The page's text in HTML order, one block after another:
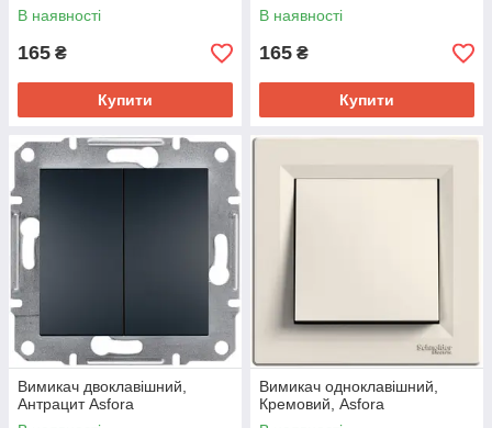
В наявності
165 ₴
Купити
В наявності
165 ₴
Купити
Вимикач двоклавішний,
Антрацит Asfora
Вимикач одноклавішний,
Кремовий, Asfora